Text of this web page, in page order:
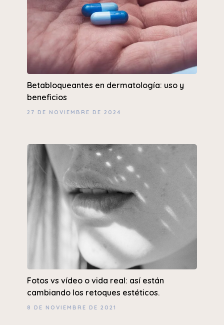
Betabloqueantes en dermatología: uso y
beneficios
27 DE NOVIEMBRE DE 2024
Fotos vs vídeo o vida real: así están
cambiando los retoques estéticos.
8 DE NOVIEMBRE DE 2021